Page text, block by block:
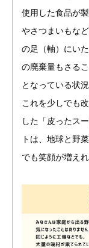
使用した食品が
やさつまいもな
の足（軸）にい
の廃棄量もさる
となっている状
これを少しでも
した「皮ったス
トは、地球と野
でも笑顔が増え